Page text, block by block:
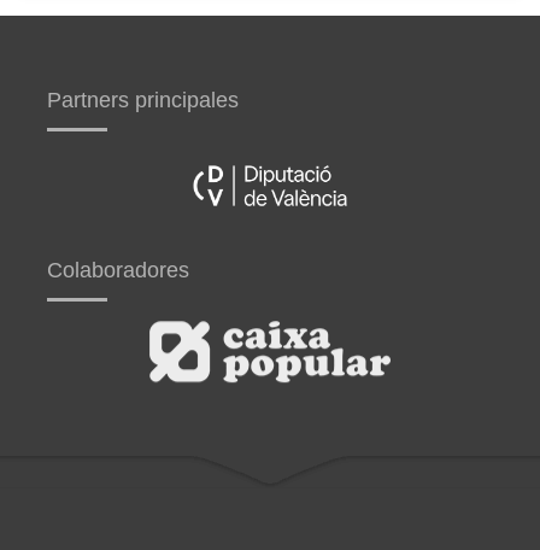
Partners principales
Colaboradores